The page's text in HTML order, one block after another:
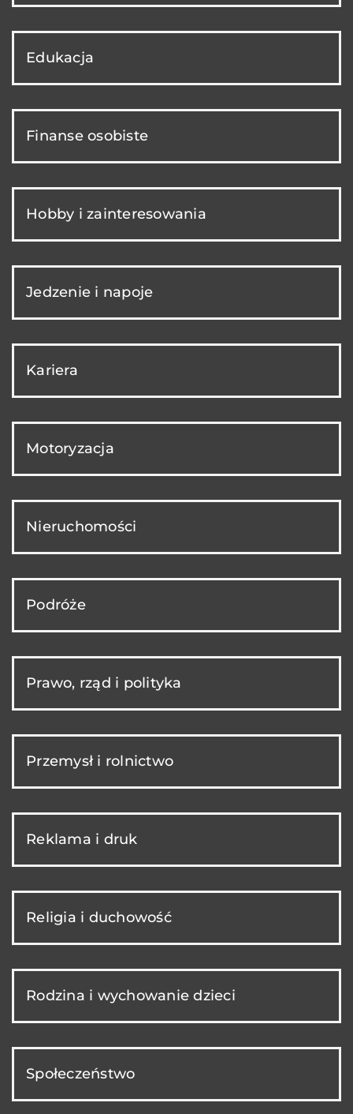
Edukacja
Finanse osobiste
Hobby i zainteresowania
Jedzenie i napoje
Kariera
Motoryzacja
Nieruchomości
Podróże
Prawo, rząd i polityka
Przemysł i rolnictwo
Reklama i druk
Religia i duchowość
Rodzina i wychowanie dzieci
Społeczeństwo